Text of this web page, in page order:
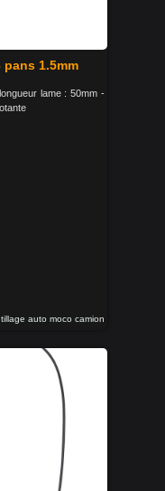
1.5mm
lame : 50mm -
auto moco camion